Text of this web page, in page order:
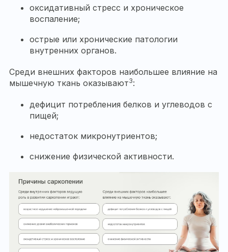
оксидативный стресс и хроническое
воспаление;
острые или хронические патологии
внутренних органов.
Среди внешних факторов наибольшее влияние на
мышечную ткань оказывают3:
дефицит потребления белков и углеводов с
пищей;
недостаток микронутриентов;
снижение физической активности.